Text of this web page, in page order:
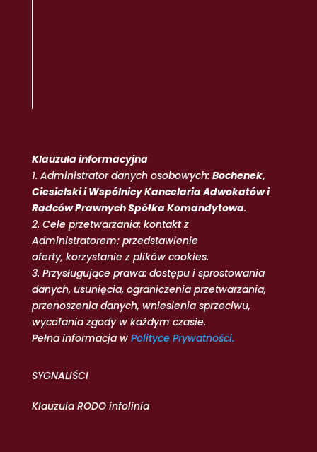
Klauzula informacyjna
1. Administrator danych osobowych: Bochenek,
Ciesielski i Wspólnicy Kancelaria Adwokatów i
Radców Prawnych Spółka Komandytowa.
2. Cele przetwarzania: kontakt z
Administratorem; przedstawienie
oferty, korzystanie z plików cookies.
3. Przysługujące prawa: dostępu i sprostowania
danych, usunięcia, ograniczenia przetwarzania,
przenoszenia danych, wniesienia sprzeciwu,
wycofania zgody w każdym czasie.
Pełna informacja w Polityce Prywatności.
SYGNALIŚCI
Klauzula RODO infolinia